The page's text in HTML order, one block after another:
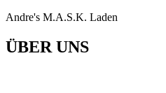
Andre's M.A.S.K. Laden
ÜBER UNS